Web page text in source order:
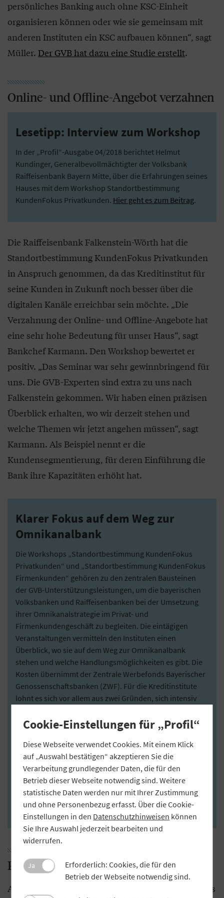
persönliches Banking auch ohne KSC-Einheit
organisieren können oder wie sie gemeinsam mit
anderen Instituten ein KSC aufbauen können“, sagt
Müller. Der GVB hat dazu eine Studie erstellt.
Online- und Offline-Angebot verzahnen
Lesetipp: Interview zum Workshop
In der „Profil“-Ausgabe 04/2018 berichtet Helmut
Kundinger, Generalbevollmächtigter der Volksbank
Raiffeisenbank Bayern Mitte, über die Erfahrungen seines
Hauses mit dem Workshop Standortbestimmung
KundenFokus Privatkunden. Hier geht es zum Beitrag.
Die Raiffeisenbank Falkenstein-Wörth hat die
Standortbestimmung KundenFokus Privatkunden
in Anspruch genommen, da das Kreditinstitut für
seine Kunden in Zukunft noch besser über die
digitalen Kanäle erreichbar sein möchte. „Die
Verzahnung der Online- und Offline-Angebote hat
eine sehr hohe Bedeutung für unser Haus“, sagt
Bankchef Karmann. Den Workshop bewertet er
positiv. „Das Seminar war sehr gewinnbringend für
uns. Die GVB-Experten sind extra zu uns nach
Falkenstein gekommen. Wir haben einen präzisen
Überblick erhalten, wo wir derzeit stehen und
welche Themen wir jetzt angehen müssen“, sagt
Karmann. Als Beispiel nennt er die
Kundensegmentierung, für deren Einführung die
Bank ihre Kapazitäten erhöht hat.
Klarer Fokus auf dem Weg zur
Omnikanalbank
Die Workshops „Standortbestimmung KundenFokus
Privatkunden“ und „Standortbestimmung KundenFokus
Firmenkunden“ gehören zu den zentralen Bausteinen
der GVB-Unterstützungsleistungen, um die bayerischen
Volksbanken und Raiffeisenbanken bei der Umsetzung
ihrer Omnikanalstrategie im Privat- und
Firmenkundengeschäft zu begleiten. Die eintägigen
Veranstaltungen vermitteln den Instituten einen
Überblick, wo sie auf dem Weg zur Omnikanalbank
stehen und welche Handlungsmöglichkeiten es gibt. Die
Kosten übernimmt der Zentrale Werbefonds Bayerischer
Genossenschaftsbanken (ZWF). Für die Kreditinstitute
lohnt es sich vor allem aus zwei Gründen, sich intensiv
auseinanderzusetzen, sagt GVB-Experte Bernd Müller, der
das Workshop-Format mit entwickelt hat. Einerseits
erwarten immer mehr Kunden, dass sie auch bei ihrer
Bank viele Serviceleistungen online erledigen können.
Andererseits bietet das Projekt die Chance, schlankere
Prozesse einzuführen und dadurch Effizienzgewinne zu
erzielen. Weitere Informationen gibt es imMuV-Manager
unter den jeweiligen Schlagworten.
Passgenaue Hilfe
Auch der „Zielbildworkshop Vertriebsplattform“ des
Cookie-Einstellungen für „Profil“
Diese Webseite verwendet Cookies. Mit einem Klick
auf „Auswahl bestätigen“ akzeptieren Sie die
Verarbeitung grundlegender Daten, die für den
Betrieb dieser Webseite notwendig sind. Weitere
statistische Daten werden nur mit Ihrer Zustimmung
und ohne Personenbezug erfasst. Über die Cookie-
Einstellungen in den Datenschutzhinweisen können
Sie Ihre Auswahl jederzeit bearbeiten und
widerrufen.
Ja
Erforderlich: Cookies, die für den
Betrieb der Webseite notwendig sind.